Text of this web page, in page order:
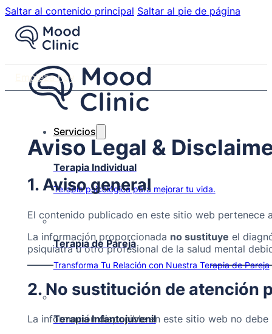
Saltar al contenido principal Saltar al pie de página
Servicios
Terapia Individual
Terapia psicológica para mejorar tu vida.
Terapia de Pareja
Transforma Tu Relación con Nuestra Terapia de Pareja
Terapia Infantojuvenil
Empieza hoy
Aviso Legal &
1. Aviso general
El contenido publicado en este sitio web pertenece
La información proporcionada no sustituye el
psiquiatra u otro profesional de la salud mental
2. No sustitución de atención
La información disponible en este sitio web no